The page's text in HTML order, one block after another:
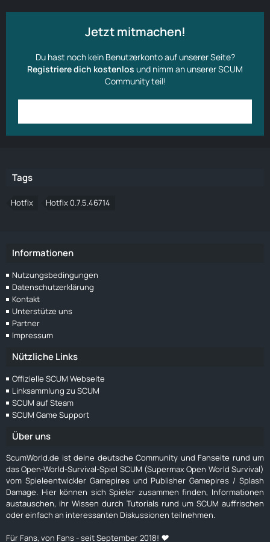
Jetzt mitmachen!
Du hast noch kein Benutzerkonto auf unserer Seite?
Registriere dich kostenlos und nimm an unserer SCUM
Community teil!
Tags
Hotfix Hotfix 0.7.5.46714
Informationen
Nutzungsbedingungen
Datenschutzerklärung
Kontakt
Unterstütze uns
Partner
Impressum
Nützliche Links
Offizielle SCUM Webseite
Linksammlung zu SCUM
SCUM auf Steam
SCUM Game Support
Über uns
ScumWorld.de ist deine deutsche Community und Fanseite rund um
das Open-World-Survival-Spiel SCUM (Supermax Open World Survival)
vom Spieleentwickler Gamepires und Publisher Gamepires / Splash
Damage. Hier können sich Spieler zusammen finden, Informationen
austauschen, ihr Wissen durch Tutorials rund um SCUM auffrischen
oder einfach an interessanten Diskussionen teilnehmen.
Für Fans, von Fans - seit September 2018! ❤️